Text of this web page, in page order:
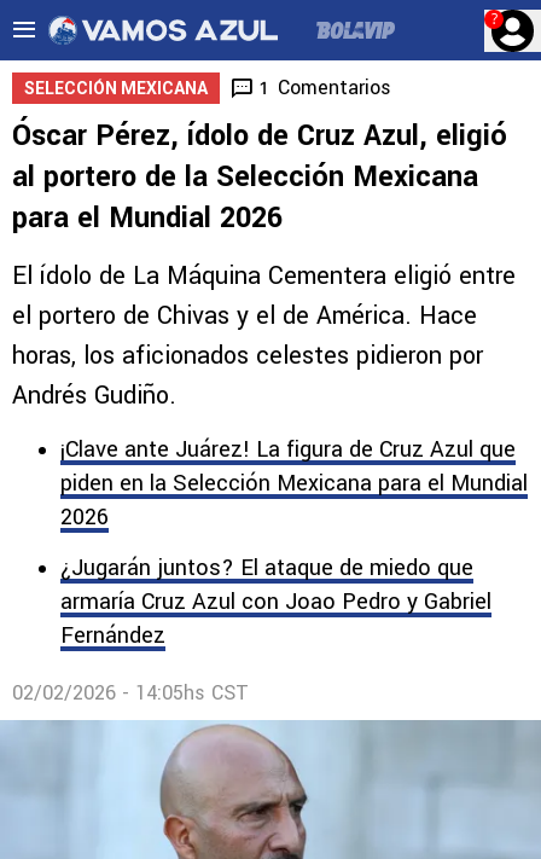
?
SELECCIÓN MEXICANA 1 Comentarios
Óscar Pérez, ídolo de Cruz Azul, eligió
al portero de la Selección Mexicana
para el Mundial 2026
El ídolo de La Máquina Cementera eligió entre
el portero de Chivas y el de América. Hace
horas, los aficionados celestes pidieron por
Andrés Gudiño.
¡Clave ante Juárez! La figura de Cruz Azul que
piden en la Selección Mexicana para el Mundial
2026
¿Jugarán juntos? El ataque de miedo que
armaría Cruz Azul con Joao Pedro y Gabriel
Fernández
02/02/2026 - 14:05hs CST